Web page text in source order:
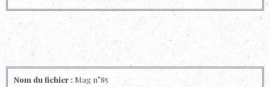
Nom du fichier : Mag n°85